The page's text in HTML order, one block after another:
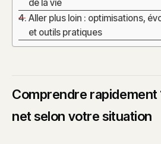
de la vie
Aller plus loin : optimisations,
et outils pratiques
Comprendre rapidement
net selon votre situation